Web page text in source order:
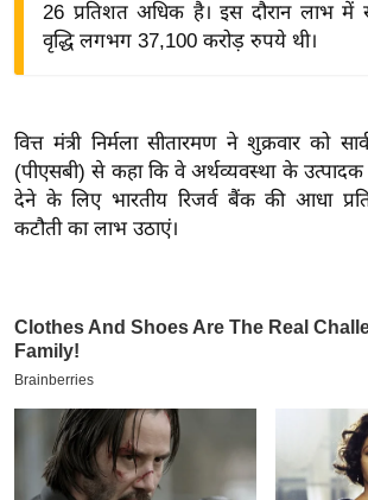
ग
त
वि
ज्ञ
रा
य
ब
26 प्रतिशत अधिक है। इस दौरान लाभ में
वृद्धि लगभग 37,100 करोड़ रुपये थी।
वित्त मंत्री निर्मला सीतारमण ने शुक्रवार को
(पीएसबी) से कहा कि वे अर्थव्यवस्था के
देने के लिए भारतीय रिजर्व बैंक की आधा
कटौती का लाभ उठाएं।